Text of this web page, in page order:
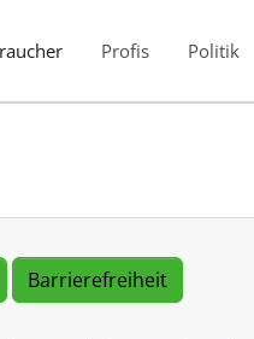
Profis Politik
Barrierefreiheit